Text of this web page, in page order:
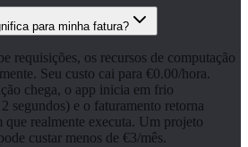
para minha fatura?
requisições, os recursos de computação
Seu custo cai para €0.00/hora.
chega, o app inicia em frio
segundos) e o faturamento retorna
que realmente executa. Um projeto
custar menos de €3/mês.